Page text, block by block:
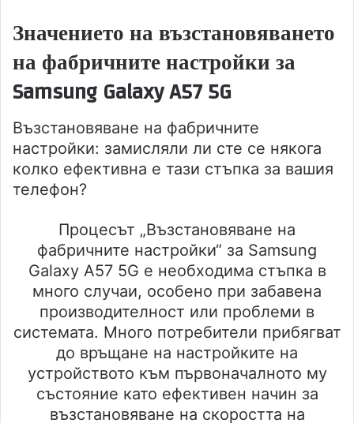
Значението на възстановяването
на фабричните настройки за
Samsung Galaxy A57 5G
Възстановяване на фабричните
настройки: замисляли ли сте се някога
колко ефективна е тази стъпка за вашия
телефон?
Процесът „Възстановяване на
фабричните настройки“ за Samsung
Galaxy A57 5G е необходима стъпка в
много случаи, особено при забавена
производителност или проблеми в
системата. Много потребители прибягват
до връщане на настройките на
устройството към първоначалното му
състояние като ефективен начин за
възстановяване на скоростта на